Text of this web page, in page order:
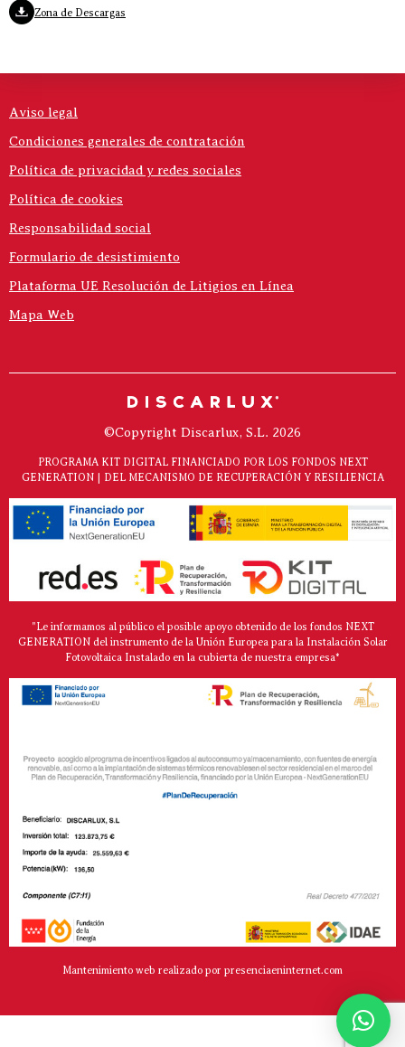
Zona de Descargas
Aviso legal
Condiciones generales de contratación
Política de privacidad y redes sociales
Política de cookies
Responsabilidad social
Formulario de desistimiento
Plataforma UE Resolución de Litigios en Línea
Mapa Web
©Copyright Discarlux, S.L. 2026
PROGRAMA KIT DIGITAL FINANCIADO POR LOS FONDOS NEXT
GENERATION | DEL MECANISMO DE RECUPERACIÓN Y RESILIENCIA
"Le informamos al público el posible apoyo obtenido de los fondos NEXT
GENERATION del instrumento de la Unión Europea para la Instalación Solar
Fotovoltaica Instalado en la cubierta de nuestra empresa*
Mantenimiento web realizado por presenciaeninternet.com